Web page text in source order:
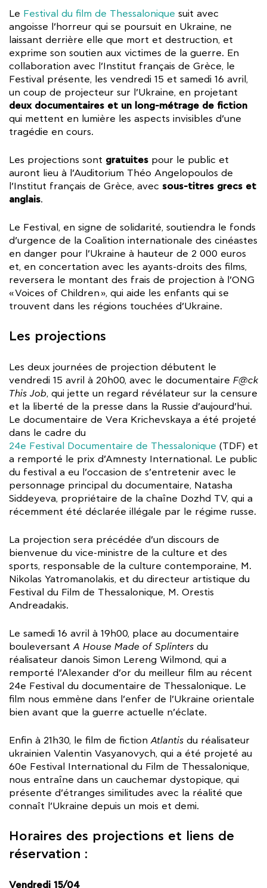
Le Festival du film de Thessalonique suit avec
angoisse l’horreur qui se poursuit en Ukraine, ne
laissant derrière elle que mort et destruction, et
exprime son soutien aux victimes de la guerre. En
collaboration avec l’Institut français de Grèce, le
Festival présente, les vendredi 15 et samedi 16 avril,
un coup de projecteur sur l’Ukraine, en projetant
deux documentaires et un long-métrage de fiction
qui mettent en lumière les aspects invisibles d’une
tragédie en cours.
Les projections sont gratuites pour le public et
auront lieu à l’Auditorium Théo Angelopoulos de
l’Institut français de Grèce, avec sous-titres grecs et
anglais.
Le Festival, en signe de solidarité, soutiendra le fonds
d’urgence de la Coalition internationale des cinéastes
en danger pour l’Ukraine à hauteur de 2 000 euros
et, en concertation avec les ayants-droits des films,
reversera le montant des frais de projection à l’ONG
« Voices of Children », qui aide les enfants qui se
trouvent dans les régions touchées d’Ukraine.
Les projections
Les deux journées de projection débutent le
vendredi 15 avril à 20h00, avec le documentaire F@ck
This Job, qui jette un regard révélateur sur la censure
et la liberté de la presse dans la Russie d’aujourd’hui.
Le documentaire de Vera Krichevskaya a été projeté
dans le cadre du
24e Festival Documentaire de Thessalonique (TDF) et
a remporté le prix d’Amnesty International. Le public
du festival a eu l’occasion de s’entretenir avec le
personnage principal du documentaire, Natasha
Siddeyeva, propriétaire de la chaîne Dozhd TV, qui a
récemment été déclarée illégale par le régime russe.
La projection sera précédée d’un discours de
bienvenue du vice-ministre de la culture et des
sports, responsable de la culture contemporaine, M.
Nikolas Yatromanolakis, et du directeur artistique du
Festival du Film de Thessalonique, M. Orestis
Andreadakis.
Le samedi 16 avril à 19h00, place au documentaire
bouleversantA House Made of Splinters du
réalisateur danois Simon Lereng Wilmond, qui a
remporté l’Alexander d’or du meilleur film au récent
24e Festival du documentaire de Thessalonique. Le
film nous emmène dans l’enfer de l’Ukraine orientale
bien avant que la guerre actuelle n’éclate.
Enfin à 21h30, le film de fictionAtlantis du réalisateur
ukrainien Valentin Vasyanovych, qui a été projeté au
60e Festival International du Film de Thessalonique,
nous entraîne dans un cauchemar dystopique, qui
présente d’étranges similitudes avec la réalité que
connaît l’Ukraine depuis un mois et demi.
Horaires des projections et liens de
réservation :
Vendredi 15/04